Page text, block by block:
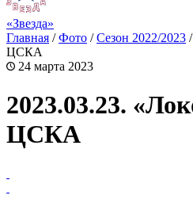
«Звезда»
Главная /Фото /Сезон 2022/2023 /
ЦСКА
24 марта 2023
2023.03.23.
ЦСКА